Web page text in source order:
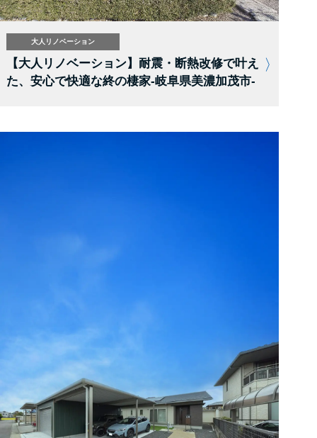
大人リノベーション
【大人リノベーション】耐震・断熱改修で叶え
た、安心で快適な終の棲家-岐阜県美濃加茂市-